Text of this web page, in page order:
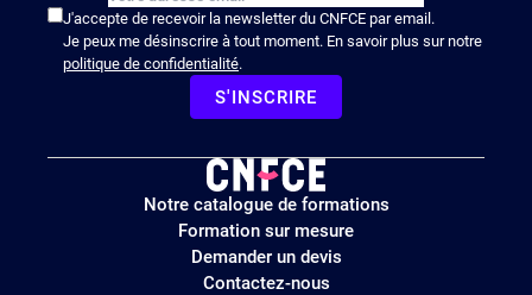
J'accepte de recevoir la newsletter du CNFCE par email.
Je peux me désinscrire à tout moment. En savoir plus sur notre
politique de confidentialité.
S'INSCRIRE
Logo
site
Notre catalogue de formations
Formation sur mesure
Demander un devis
Contactez-nous